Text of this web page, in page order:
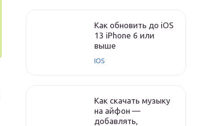
Как обновить до iOS
13 iPhone 6 или
выше
IOS
Как скачать музыку
на айфон —
добавлять,